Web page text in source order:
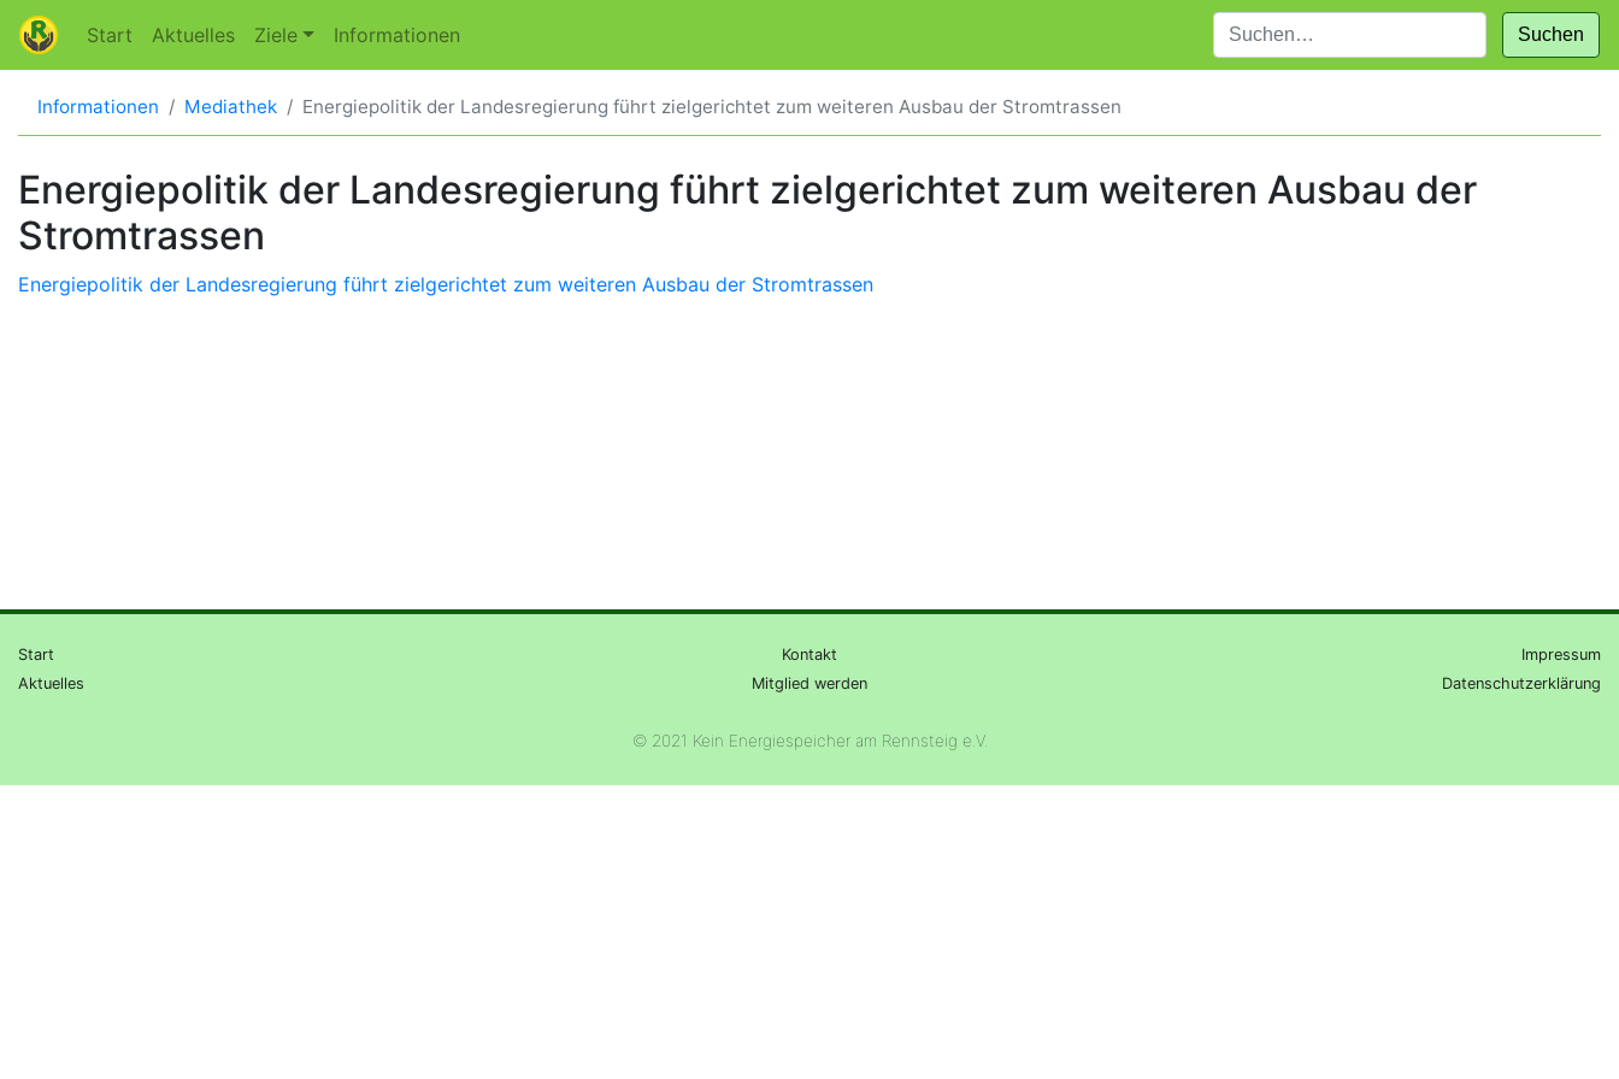
Start Aktuelles Ziele Informationen Suchen
Informationen Mediathek Energiepolitik der Landesregierung führt zielgerichtet zum weiteren Ausbau der Stromtrassen
Energiepolitik der Landesregierung führt zielgerichtet zum weiteren Ausbau der
Stromtrassen
Energiepolitik der Landesregierung führt zielgerichtet zum weiteren Ausbau der Stromtrassen
Start
Aktuelles
Kontakt
Mitglied werden
Impressum
Datenschutzerklärung
© 2021 Kein Energiespeicher am Rennsteig e.V.